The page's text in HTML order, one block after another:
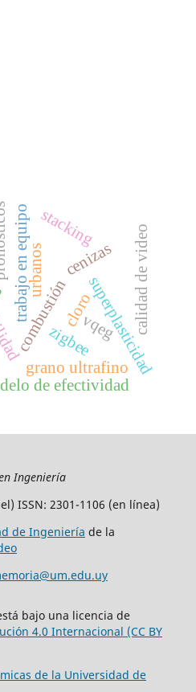
trabajo en equipo
combustión
cenizas
cloro
zigbeesuperplasticidad
grano ultrafino
de efectividad
stacking calidad de video
vqeg
urbanos
Ingeniería
ISSN: 2301-1106 (en línea)
de Ingeniería de la
bajo una licencia de
4.0 Internacional (CC BY
de la Universidad de